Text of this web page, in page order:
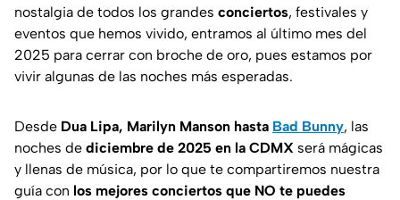
nostalgia de todos los grandes conciertos, festivales y
eventos que hemos vivido, entramos al último mes del
2025 para cerrar con broche de oro, pues estamos por
vivir algunas de las noches más esperadas.
Desde Dua Lipa, Marilyn Manson hasta Bad Bunny, las
noches de diciembre de 2025 en la CDMX será mágicas
y llenas de música, por lo que te compartiremos nuestra
guía con los mejores conciertos que NO te puedes